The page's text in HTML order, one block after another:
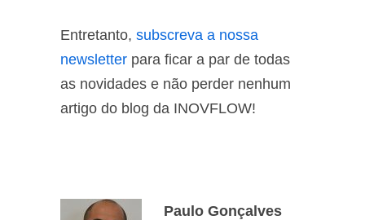
Entretanto, subscreva a nossa
newsletter para ficar a par de todas
as novidades e não perder nenhum
artigo do blog da INOVFLOW!
Paulo Gonçalves